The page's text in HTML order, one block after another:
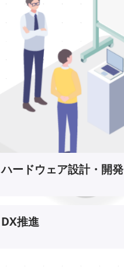
ハードウェア設計・開発
DX推進